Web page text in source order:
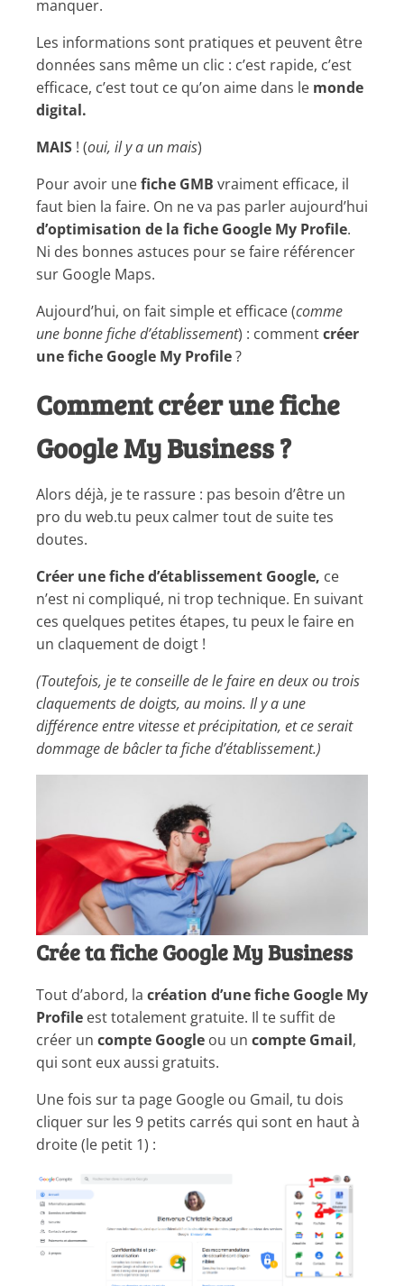
manquer.
Les informations sont pratiques et peuvent être
données sans même un clic : c’est rapide, c’est
efficace, c’est tout ce qu’on aime dans le monde
digital.
MAIS ! (oui, il y a un mais)
Pour avoir unefiche GMB vraiment efficace, il
faut bien la faire. On ne va pas parler aujourd’hui
d’optimisation de la fiche Google My Profile.
Ni des bonnes astuces pour se faire référencer
sur Google Maps.
Aujourd’hui, on fait simple et efficace (comme
une bonne fiche d’établissement) : commentcréer
une fiche Google My Profile?
Comment créer une fiche
Google My Business ?
Alors déjà, je te rassure : pas besoin d’être un
pro du web.tu peux calmer tout de suite tes
doutes.
Créer une fiche d’établissement Google, ce
n’est ni compliqué, ni trop technique. En suivant
ces quelques petites étapes, tu peux le faire en
un claquement de doigt !
(Toutefois, je te conseille de le faire en deux ou trois
claquements de doigts, au moins. Il y a une
différence entre vitesse et précipitation, et ce serait
dommage de bâcler ta fiche d’établissement.)
Crée ta fiche Google My Business
Tout d’abord, la création d’une fiche Google My
Profile est totalement gratuite. Il te suffit de
créer un compte Google ou un compte Gmail,
qui sont eux aussi gratuits.
Une fois sur ta page Google ou Gmail, tu dois
cliquer sur les 9 petits carrés qui sont en haut à
droite (le petit 1) :